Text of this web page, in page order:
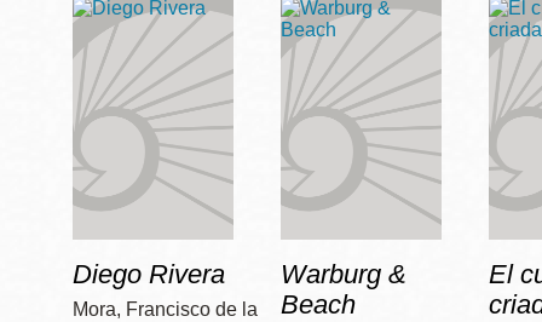
Diego Rivera
Mora, Francisco de la
Warburg &
Beach
El